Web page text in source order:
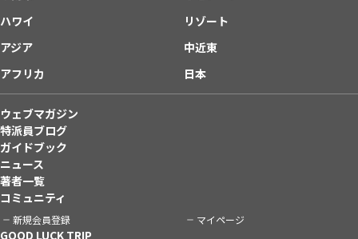
ハワイ
リゾート
アジア
中近東
アフリカ
日本
ウェブマガジン
特派員ブログ
ガイドブック
ニュース
著者一覧
コミュニティ
新規会員登録 マイページ
GOOD LUCK TRIP